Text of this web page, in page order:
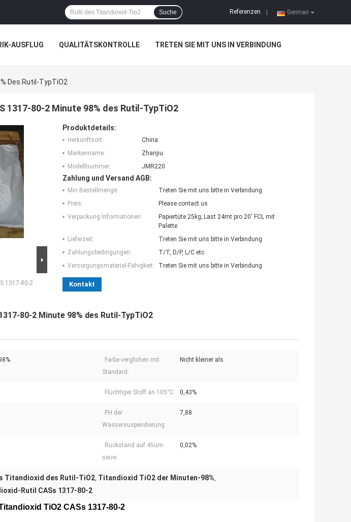
German
Referenzen
Suche
AUSFLUG QUALITÄTSKONTROLLE TRETEN SIE MIT UNS IN VERBINDUNG
Des Rutil-TypTiO2
1317-80-2 Minute 98% des Rutil-TypTiO2
1317-80-2
Produktdetails:
Herkunftsort:
China
Markenname:
Zhanjiu
Modellnummer:
JMR220
Zahlung und Versand AGB:
Min Bestellmenge:
Treten Sie mit uns bitte in Verbindung
Preis:
Please contact us
Verpackung Informationen:
Papiertüte 25kg; Last 24mt pro 20' FCL mit
Palette
Lieferzeit:
Treten Sie mit uns bitte in Verbindung
Zahlungsbedingungen:
T/T, D/P, L/C etc.
Versorgungsmaterial-Fähigkeit:
Treten Sie mit uns bitte in Verbindung
Kontakt
80-2 Minute 98% des Rutil-TypTiO2
Farbe verglichen mit
Standard:
Nicht kleiner als
Flüchtiger Stoff an 105°C: 0,43%
PH der
Wassersuspendierung:
7,88
Rückstand auf 45um
seive:
0,02%
Titandioxid des Rutil-TiO2, Titandioxid TiO2 der Minuten-98%,
Rutil CASs 1317-80-2
TiO2 CASs 1317-80-2